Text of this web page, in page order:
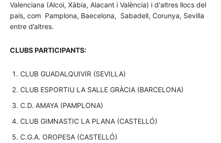
Valenciana (Alcoi, Xàbia, Alacant i València) i d'altres llocs del
país, com Pamplona, Baecelona, Sabadell, Corunya, Sevilla
entre d’altres.
CLUBS PARTICIPANTS:
CLUB GUADALQUIVIR (SEVILLA)
CLUB ESPORTIU LA SALLE GRÀCIA (BARCELONA)
C.D. AMAYA (PAMPLONA)
CLUB GIMNASTIC LA PLANA (CASTELLÓ)
C.G.A. OROPESA (CASTELLÓ)